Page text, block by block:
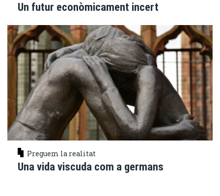
Un futur econòmicament incert
Preguem la realitat
Una vida viscuda com a germans